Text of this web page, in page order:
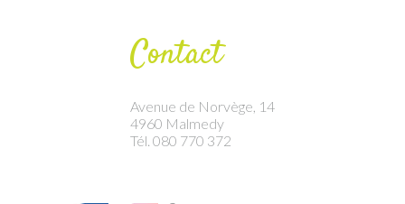
Contact
Avenue de Norvège, 14
4960 Malmedy
Tél. 080 770 372